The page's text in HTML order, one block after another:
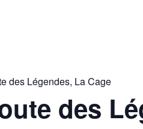
des Légendes, La Cage
des